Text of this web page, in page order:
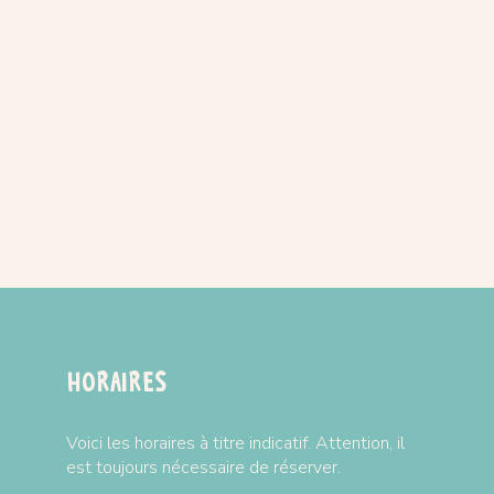
Horaires
Voici les horaires à titre indicatif. Attention, il
est toujours nécessaire de réserver.